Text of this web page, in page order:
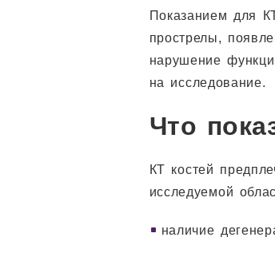
Показанием для
прострелы,
нарушение
на исследование.
Что
КТ костей
исследуемой
наличие